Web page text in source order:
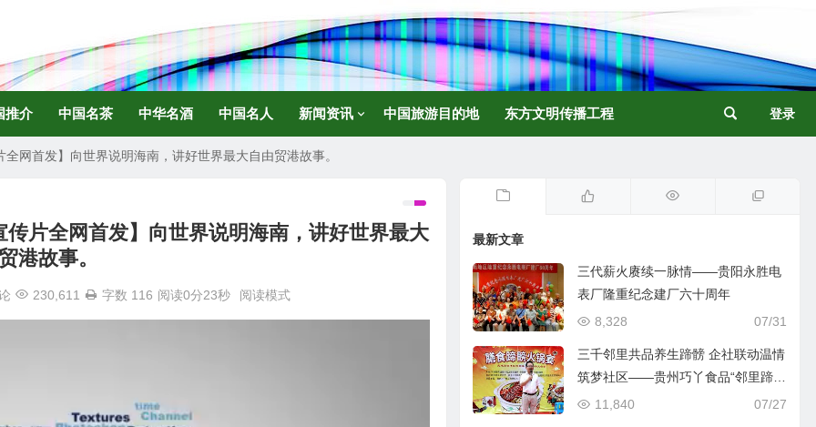
推介 中国名茶 中华名酒 中国名人 新闻资讯 中国旅游目的地 东方文明传播工程 登录
网首发】向世界说明海南，讲好世界最大自由贸港故事。
片全网首发】向世界说明海南，讲好世界最大
港故事。
230,611 字数 116 阅读0分23秒 阅读模式
最新文章
三代薪火赓续一脉情——贵阳永胜电
表厂隆重纪念建厂六十周年
07/31
8,328
三千邻里共品养生蹄髈 企社联动温情
筑梦社区——贵州巧丫食品“邻里蹄髈
火锅宴”在帝景社区圆满举行
07/27
11,840